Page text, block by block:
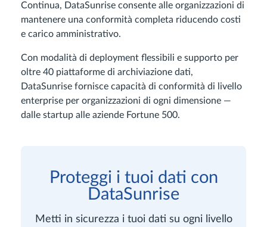
Continua, DataSunrise consente alle organizzazioni di
mantenere una conformità completa riducendo costi
e carico amministrativo.
Con modalità di deployment flessibili e supporto per
oltre 40 piattaforme di archiviazione dati,
DataSunrise fornisce capacità di conformità di livello
enterprise per organizzazioni di ogni dimensione —
dalle startup alle aziende Fortune 500.
Proteggi i tuoi dati con
DataSunrise
Metti in sicurezza i tuoi dati su ogni livello